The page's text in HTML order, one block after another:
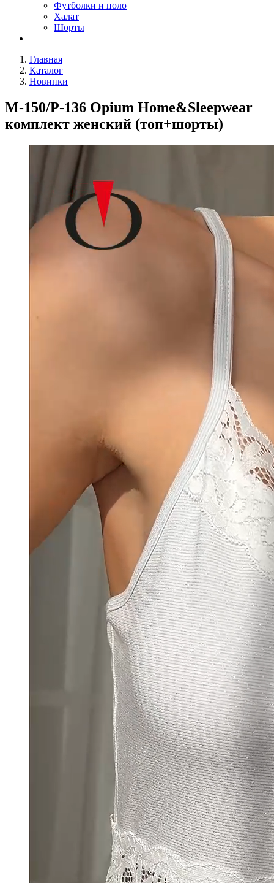
Футболки и поло
Халат
Шорты
Главная
Каталог
Новинки
M-150/P-136 Opium Home&Sleepwear
комплект женский (топ+шорты)